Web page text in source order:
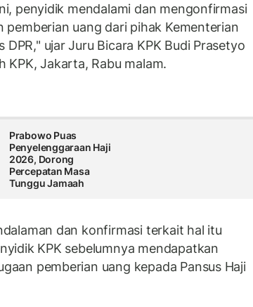
penyidik mendalami dan mengonfirmasi
pemberian uang dari pihak Kementerian
DPR," ujar Juru Bicara KPK Budi Prasetyo
KPK, Jakarta, Rabu malam.
Prabowo Puas
Penyelenggaraan Haji
2026, Dorong
Percepatan Masa
Tunggu Jamaah
dan konfirmasi terkait hal itu
KPK sebelumnya mendapatkan
pemberian uang kepada Pansus Haji